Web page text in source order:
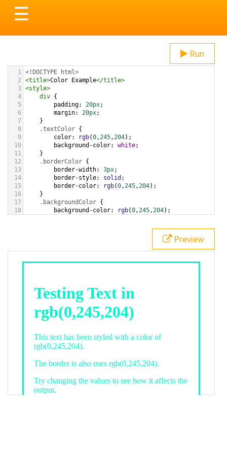
Toggle
navigation
☰
Run
1 <!DOCTYPE html>
2
<title>Color Example</title>
3 <style>
4
div {
5
padding: 20px;
6
margin: 20px;
7
}
8
.textColor {
9
color: rgb(0,245,204);
10
background-color: white;
11
}
12
.borderColor {
13
border-width: 3px;
14
border-style: solid ;
15
border-color: rgb(0,245,204);
16
}
17
.backgroundColor {
18
background-color: rgb(0,245,204);
bottom ,
white, rgb(0,245,204));
div class="textColor borderColor"
< h1>Testing Text in rgb(0,245,204)
Preview